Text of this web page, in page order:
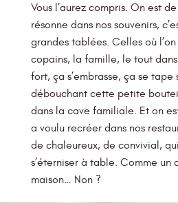
Vous l’aurez compris. On est
résonne dans nos souvenirs,
grandes tablées. Celles où
copains, la famille, le tout
fort, ça s’embrasse, ça se tape
débouchant cette petite
dans la cave familiale. Et on
a voulu recréer dans nos
de chaleureux, de convivial,
s’éterniser à table. Comme un
maison… Non ?